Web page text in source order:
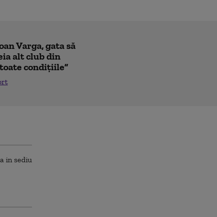
Varga, gata să
alt club din
condițiile”